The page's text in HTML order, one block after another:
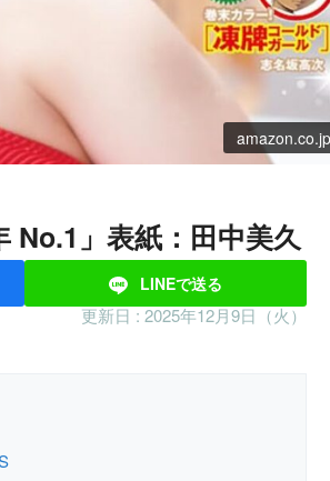
amazon.co.jp
No.1」表紙：田中美久
LINEで送る
更新日 : 2025年12月9日（火）